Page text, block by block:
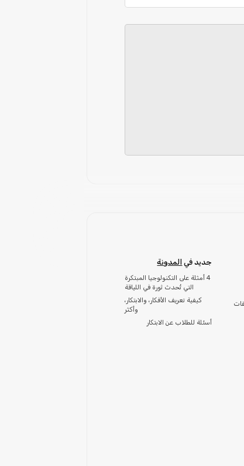
جديد في المدونة
4 أمثلة على التكنولوجيا المبتكرة
التي تُحدث ثورة في اللياقة
كيفية تعريف الأفكار، والابتكار،
وأكثر
أسئلة للطلاب عن الابتكار